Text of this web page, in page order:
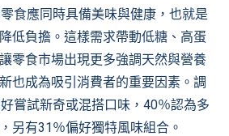
食應同時具備美味與健康，也就是
低負擔。這樣需求帶動低糖、高蛋
零食市場出現更多強調天然與營養
也成為吸引消費者的重要因素。調
嘗試新奇或混搭口味，40％認為多
另有31％偏好獨特風味組合。